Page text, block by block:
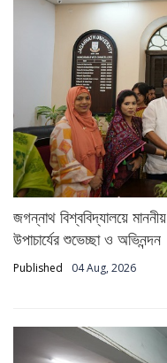
জগন্নাথ বিশ্ববিদ্যালয়ে
উপাচার্যের শুভেচ্ছা ও অভিনন্দন
Published 04 Aug, 2026